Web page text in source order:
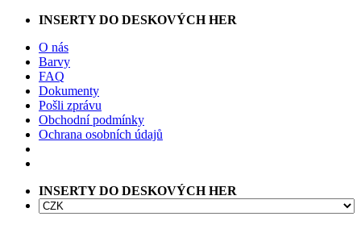
Přeskočit
obsah
INSERTY DO DESKOVÝCH HER
O nás
Barvy
FAQ
Dokumenty
Pošli zprávu
Obchodní podmínky
Ochrana osobních údajů
INSERTY DO DESKOVÝCH HER